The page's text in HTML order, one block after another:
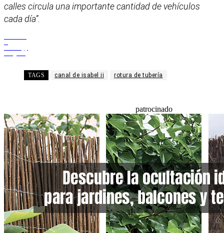
calles circula una importante cantidad de vehículos
cada día”.
TAGS canal de isabel ii rotura de tubería
patrocinado